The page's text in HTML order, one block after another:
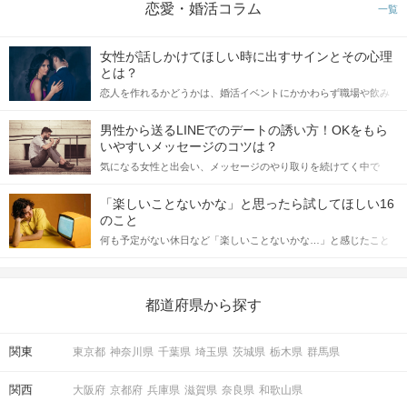
恋愛・婚活コラム 一覧
女性が話しかけてほしい時に出すサインとその心理
とは？
恋人を作れるかどうかは、婚活イベントにかかわらず職場や飲み
てアプローチできるかにも左右されます。 これから恋人作りを本
格的に始めようとしている方は、女性が異性を求めて出すサイン
をしっかりと理解し、正しい行動に移せるかどうかが重要。 この
記事では、女性が話しかけて欲しい時に出すサインとその心理を
合にどのような行動に繋げるべきかをご紹介していきます。
男性から送るLINEでのデートの誘い方！OKをもら
いやすいメッセージのコツは？
気になる女性と出会い、メッセージのやり取りを続けてく中で
しかし、中には「どう誘ったらいいの？」とお困りの男性もいら
っしゃるのではないでしょうか。 そこで今回は、男性から女性へ
送るLINEでのデートの誘い方のコツをご紹介します。例文も混じ
えながら解説するので、ぜひ参考にしてください。
「楽しいことないかな」と思ったら試してほしい16
のこと
何も予定がない休日など「楽しいことないかな…」と感じたこと
の楽しいことアイデアを集めました♪ いままさに楽しいことを探し
都道府県から探す
関東 東京都 神奈川県 千葉県 埼玉県 茨城県 栃木県 群馬県
関西 大阪府 京都府 兵庫県 滋賀県 奈良県 和歌山県